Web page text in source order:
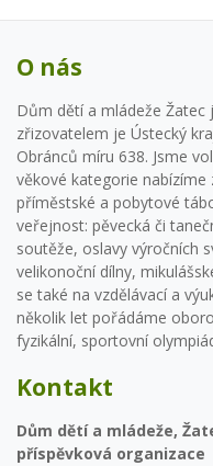
O nás
Dům dětí a mládeže Žatec
zřizovatelem je Ústecký
Obránců míru 638. Jsme
věkové kategorie
příměstské a pobytové
veřejnost: pěvecká či
soutěže, oslavy výročních
velikonoční dílny,
se také na vzdělávací a
několik let pořádáme
fyzikální, sportovní
Kontakt
Dům dětí a mládeže,
příspěvková organizace